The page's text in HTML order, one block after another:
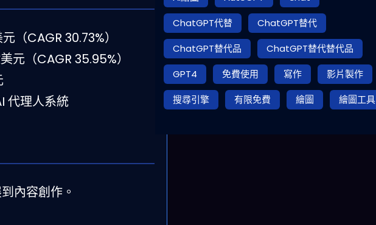
（CAGR 30.73%）
元（CAGR 35.95%）
代理人系統
內容創作。
ChatGPT代替
ChatGPT替代
ChatGPT替代品
ChatGPT替代替代品
GPT4
免費使用 寫作
影片製作
搜尋引擎
有限免費 繪圖 繪圖工具